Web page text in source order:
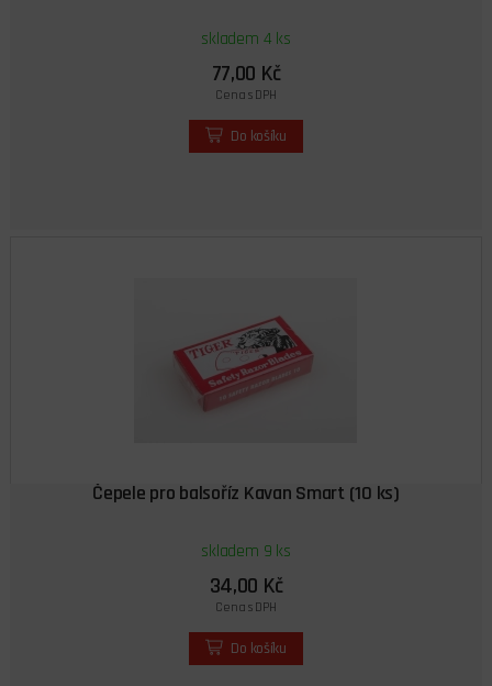
skladem 4 ks
77,00 Kč
Cena s DPH
Do košíku
Čepele pro balsoříz Kavan Smart (10 ks)
skladem 9 ks
34,00 Kč
Cena s DPH
Do košíku